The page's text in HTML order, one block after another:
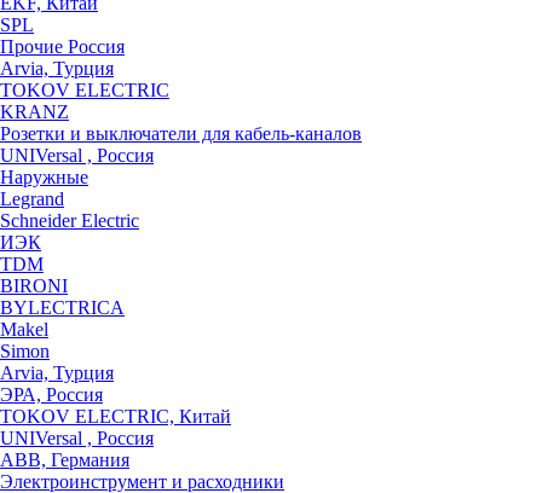
SPL
Прочие Россия
Arvia, Турция
TOKOV ELECTRIC
KRANZ
Розетки и выключатели для кабель-каналов
UNIVersal , Россия
Наружные
Legrand
Schneider Electric
ИЭК
TDM
BIRONI
BYLECTRICA
Makel
Simon
Arvia, Турция
ЭРА, Россия
TOKOV ELECTRIC, Китай
UNIVersal , Россия
ABB, Германия
Электроинструмент и расходники